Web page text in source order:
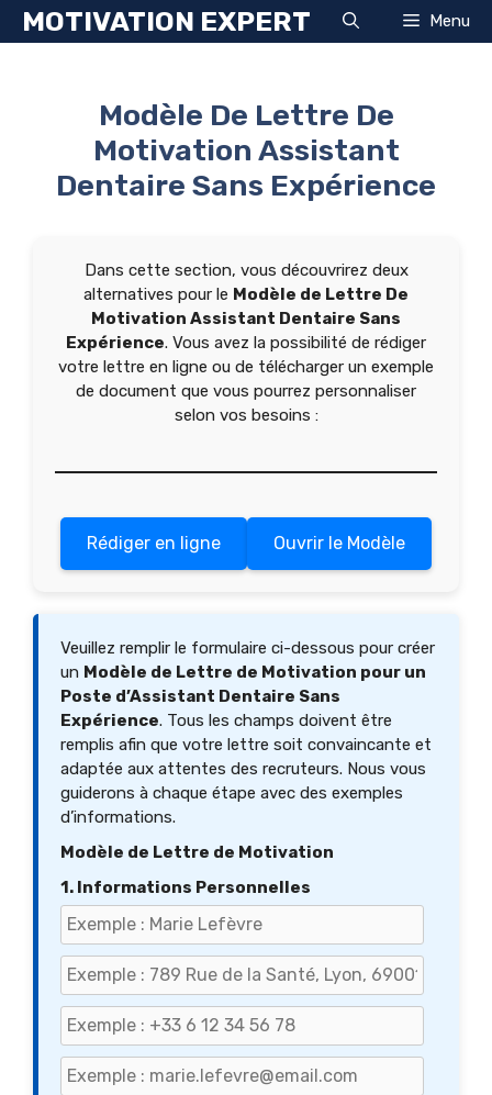
AllerMOTIVATION EXPERT Menu
Modèle De Lettre De
Motivation Assistant
Dentaire Sans Expérience
Dans cette section, vous découvrirez deux
alternatives pour le Modèle de Lettre De
Motivation Assistant Dentaire Sans
Expérience. Vous avez la possibilité de rédiger
votre lettre en ligne ou de télécharger un exemple
de document que vous pourrez personnaliser
selon vos besoins :
Rédiger en ligne Ouvrir le Modèle
Veuillez remplir le formulaire ci-dessous pour créer
un Modèle de Lettre de Motivation pour un
Poste d’Assistant Dentaire Sans
Expérience. Tous les champs doivent être
remplis afin que votre lettre soit convaincante et
adaptée aux attentes des recruteurs. Nous vous
guiderons à chaque étape avec des exemples
d’informations.
Modèle de Lettre de Motivation
1. Informations Personnelles